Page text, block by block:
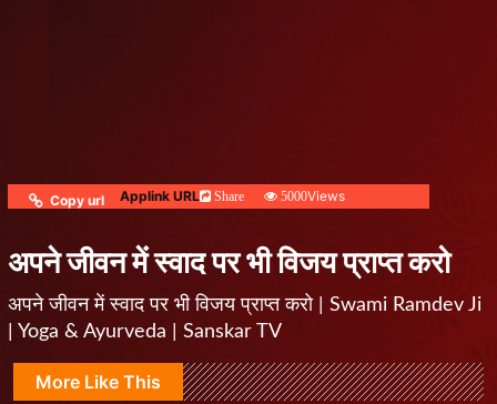
Copy url Applink URL Share 5000Views
अपने जीवन में स्वाद पर भी विजय प्राप्त करो
अपने जीवन में स्वाद पर भी विजय प्राप्त करो | Swami Ramdev Ji
| Yoga & Ayurveda | Sanskar TV
More Like This